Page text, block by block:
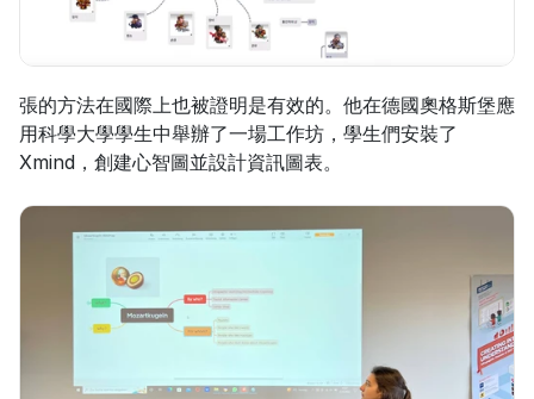
張的方法在國際上也被證明是有效的。他在德國奧格斯堡應
用科學大學學生中舉辦了一場工作坊，學生們安裝了
Xmind，創建心智圖並設計資訊圖表。